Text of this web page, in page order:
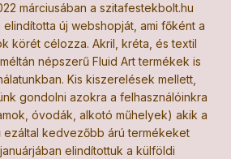
márciusában a szitafestekbolt.hu
új webshopját, ami főként a
körét célozza. Akril, kréta, és textil
népszerű Fluid Art termékek is
Kis kiszerelések mellett,
gondolni azokra a felhasználóinkra
óvodák, alkotó műhelyek) akik a
ezáltal kedvezőbb árú termékeket
elindítottuk a külföldi